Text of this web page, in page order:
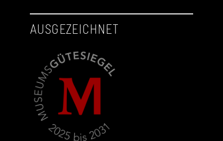
AUSGEZEICHNET